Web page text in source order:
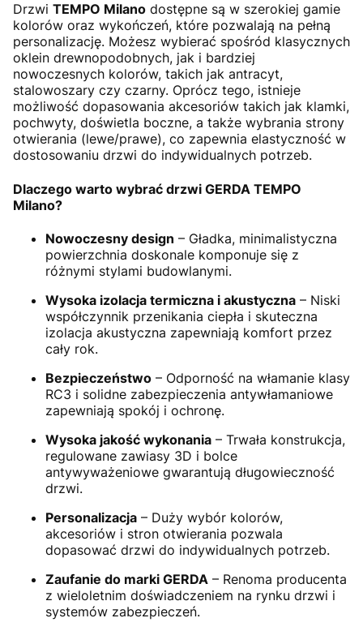
Drzwi TEMPO Milano dostępne są w szerokiej gamie
kolorów oraz wykończeń, które pozwalają na pełną
personalizację. Możesz wybierać spośród klasycznych
oklein drewnopodobnych, jak i bardziej
nowoczesnych kolorów, takich jak antracyt,
stalowoszary czy czarny. Oprócz tego, istnieje
możliwość dopasowania akcesoriów takich jak klamki,
pochwyty, doświetla boczne, a także wybrania strony
otwierania (lewe/prawe), co zapewnia elastyczność w
dostosowaniu drzwi do indywidualnych potrzeb.
Dlaczego warto wybrać drzwi GERDA TEMPO
Milano?
Nowoczesny design – Gładka, minimalistyczna
powierzchnia doskonale komponuje się z
różnymi stylami budowlanymi.
Wysoka izolacja termiczna i akustyczna – Niski
współczynnik przenikania ciepła i skuteczna
izolacja akustyczna zapewniają komfort przez
cały rok.
Bezpieczeństwo – Odporność na włamanie klasy
RC3 i solidne zabezpieczenia antywłamaniowe
zapewniają spokój i ochronę.
Wysoka jakość wykonania – Trwała konstrukcja,
regulowane zawiasy 3D i bolce
antywyważeniowe gwarantują długowieczność
drzwi.
Personalizacja – Duży wybór kolorów,
akcesoriów i stron otwierania pozwala
dopasować drzwi do indywidualnych potrzeb.
Zaufanie do marki GERDA – Renoma producenta
z wieloletnim doświadczeniem na rynku drzwi i
systemów zabezpieczeń.